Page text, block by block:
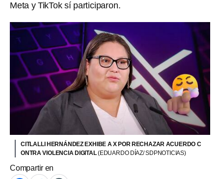
Meta y TikTok sí participaron.
CITLALLI HERNÁNDEZ EXHIBE A X POR RECHAZAR ACUERDO C
ONTRA VIOLENCIA DIGITAL(EDUARDO DÍAZ/ SDPNOTICIAS)
Compartir en